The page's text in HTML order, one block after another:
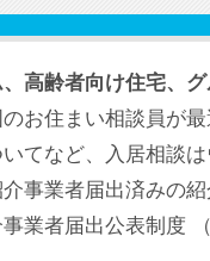
高齢者向け住宅、
お住まい相談員が
てなど、入居相談
事業者届出済みの
事業者届出公表制度